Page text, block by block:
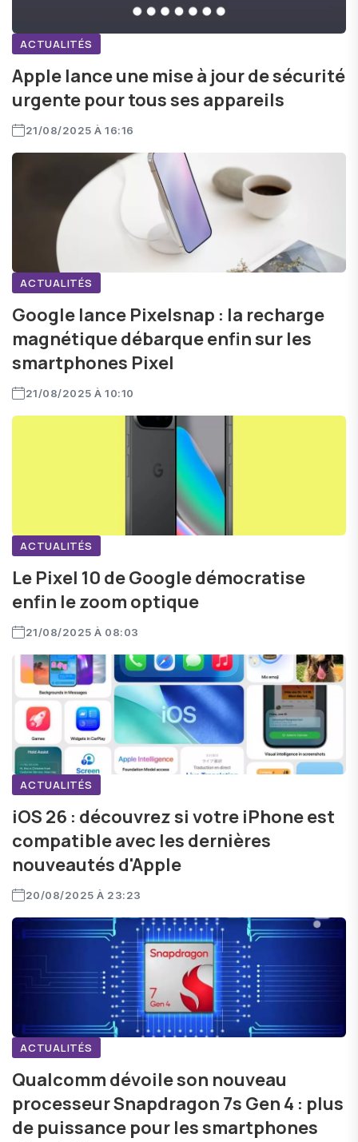
ACTUALITÉS
Apple lance une mise à jour de sécurité
urgente pour tous ses appareils
21/08/2025 À 16:16
ACTUALITÉS
Google lance Pixelsnap : la recharge
magnétique débarque enfin sur les
smartphones Pixel
21/08/2025 À 10:10
ACTUALITÉS
Le Pixel 10 de Google démocratise
enfin le zoom optique
21/08/2025 À 08:03
ACTUALITÉS
iOS 26 : découvrez si votre iPhone est
compatible avec les dernières
nouveautés d'Apple
20/08/2025 À 23:23
ACTUALITÉS
Qualcomm dévoile son nouveau
processeur Snapdragon 7s Gen 4 : plus
de puissance pour les smartphones